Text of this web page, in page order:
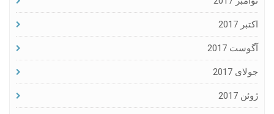
اکتبر 2017
آگوست 2017
جولای 2017
ژوئن 2017